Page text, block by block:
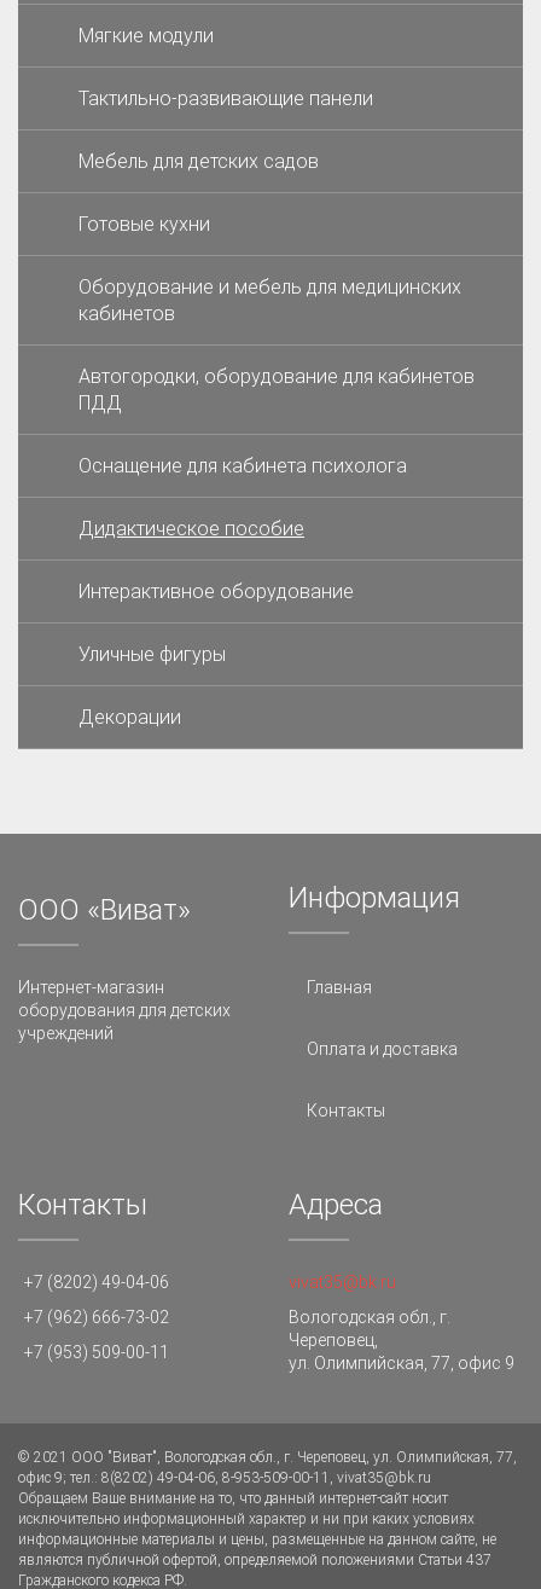
Мягкие модули
Тактильно-развивающие панели
Мебель для детских садов
Готовые кухни
Оборудование и мебель для медицинских
кабинетов
Автогородки, оборудование для кабинетов
ПДД
Оснащение для кабинета психолога
Дидактическое пособие
Интерактивное оборудование
Уличные фигуры
Декорации
ООО «Виват»
Интернет-магазин
оборудования для детских
учреждений
Информация
Главная
Оплата и доставка
Контакты
Контакты
+7 (8202) 49-04-06
+7 (962) 666-73-02
+7 (953) 509-00-11
Адреса
vivat35@bk.ru
Вологодская обл., г.
Череповец,
ул. Олимпийская, 77, офис 9
© 2021 ООО "Виват", Вологодская обл., г. Череповец, ул. Олимпийская, 77,
офис 9; тел.: 8(8202) 49-04-06, 8-953-509-00-11, vivat35@bk.ru
Обращаем Ваше внимание на то, что данный интернет-сайт носит
исключительно информационный характер и ни при каких условиях
информационные материалы и цены, размещенные на данном сайте, не
являются публичной офертой, определяемой положениями Статьи 437
Гражданского кодекса РФ.